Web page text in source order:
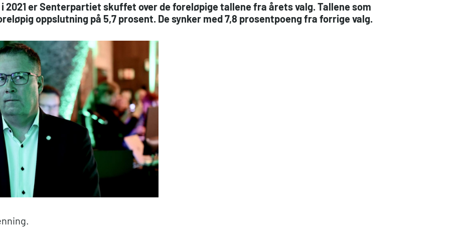
er Senterpartiet skuffet over de foreløpige tallene fra årets valg. Tallene som
oppslutning på 5,7 prosent. De synker med 7,8 prosentpoeng fra forrige valg.